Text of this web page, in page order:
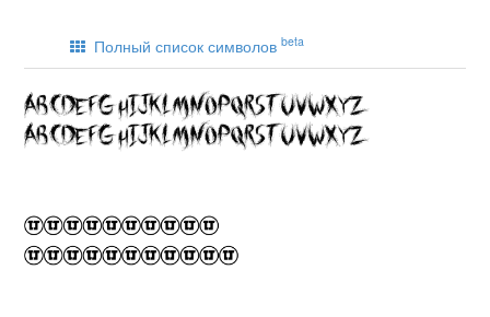
Полный список символов beta